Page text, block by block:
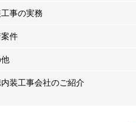
事の実務
件
装工事会社のご紹介